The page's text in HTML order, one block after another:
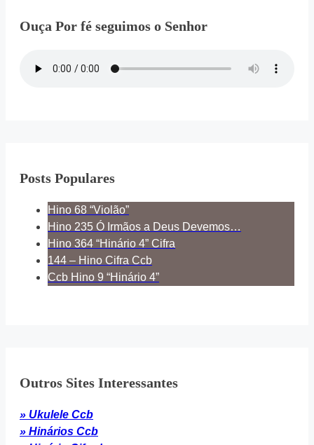
Ouça Por fé seguimos o Senhor
Posts Populares
Hino 68 “Violão”
Hino 235 Ó Irmãos a Deus Devemos…
Hino 364 “Hinário 4” Cifra
144 – Hino Cifra Ccb
Ccb Hino 9 “Hinário 4”
Outros Sites Interessantes
» Ukulele Ccb
» Hinários Ccb